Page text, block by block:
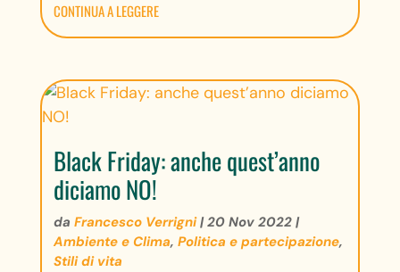
CONTINUA A LEGGERE
Black Friday: anche quest’anno
diciamo NO!
da Francesco Verrigni|20 Nov 2022|
Ambiente e Clima, Politica e partecipazione,
Stili di vita